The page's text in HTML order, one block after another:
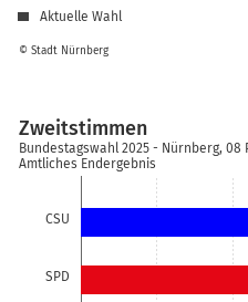
© Stadt Nürnberg
Aktuelle Wahl
CSU
SPD
Zweitstimmen
Bundestagswahl 2025 - Nürnberg,
Amtliches Endergebnis